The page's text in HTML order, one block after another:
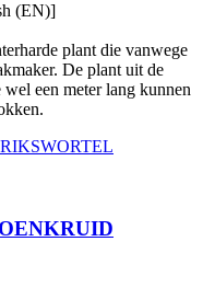
(EN)]
plant die vanwege
De plant uit de
een meter lang kunnen